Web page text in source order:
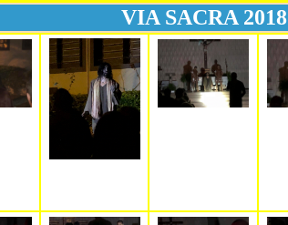
VIA SACRA 2018